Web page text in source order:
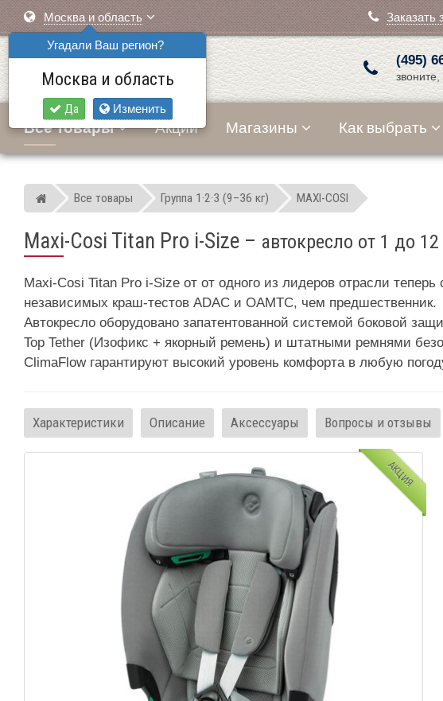
Москва и область
Угадали Ваш регион?
Москва и область
Да Изменить
Заказать
(495)
Все товары Акции Магазины Как выбрать
Мир детских автокресел
Все товары Группа 1·2·3 (9–36 кг) MAXI-COSI
Maxi-Cosi Titan Pro i-Size – автокресло от 1 до
Maxi-Cosi Titan Pro i-Size от от одного из лидеров отрасли
независимых краш-тестов ADAC и OAMTC, чем предшественник.
Автокресло оборудовано запатентованной системой боковой
Top Tether (Изофикс + якорный ремень) и штатными ремнями
ClimaFlow гарантируют высокий уровень комфорта в любую
Характеристики Описание Аксессуары Вопросы и отзывы
АКЦИЯ